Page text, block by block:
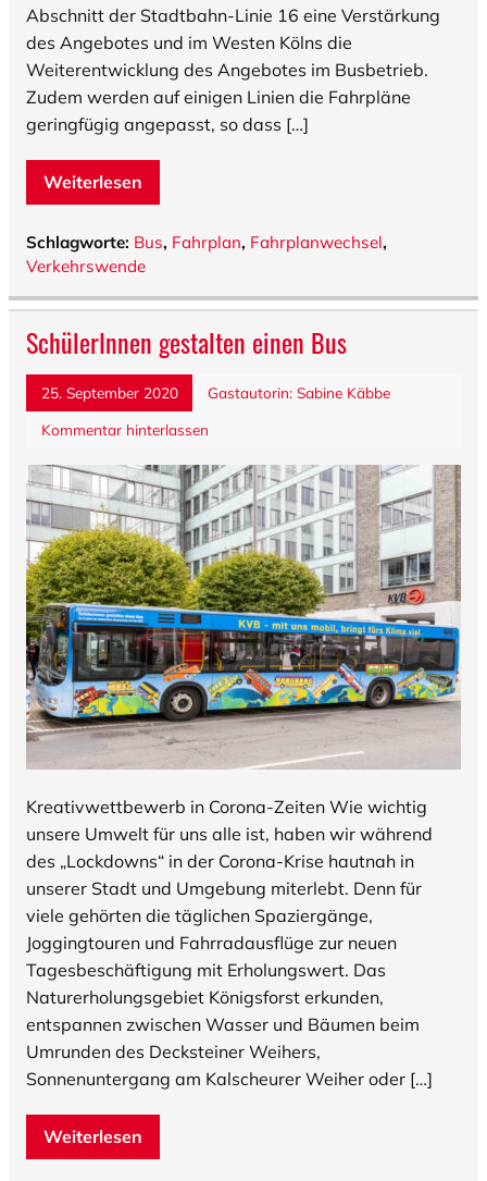
Abschnitt der Stadtbahn-Linie 16 eine Verstärkung
des Angebotes und im Westen Kölns die
Weiterentwicklung des Angebotes im Busbetrieb.
Zudem werden auf einigen Linien die Fahrpläne
geringfügig angepasst, so dass […]
Weiterlesen
Schlagworte: Bus, Fahrplan, Fahrplanwechsel,
Verkehrswende
SchülerInnen gestalten einen Bus
25. September 2020
Gastautorin: Sabine Käbbe
Kommentar hinterlassen
Kreativwettbewerb in Corona-Zeiten Wie wichtig
unsere Umwelt für uns alle ist, haben wir während
des „Lockdowns“ in der Corona-Krise hautnah in
unserer Stadt und Umgebung miterlebt. Denn für
viele gehörten die täglichen Spaziergänge,
Joggingtouren und Fahrradausflüge zur neuen
Tagesbeschäftigung mit Erholungswert. Das
Naturerholungsgebiet Königsforst erkunden,
entspannen zwischen Wasser und Bäumen beim
Umrunden des Decksteiner Weihers,
Sonnenuntergang am Kalscheurer Weiher oder […]
Weiterlesen